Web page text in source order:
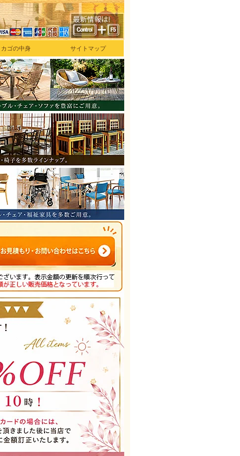
カゴの中身 サイトマップ